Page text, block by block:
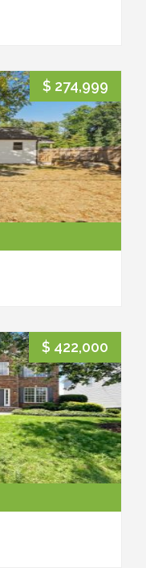
$ 274,999
$ 422,000